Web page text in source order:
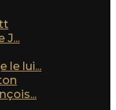
J...
le lui...